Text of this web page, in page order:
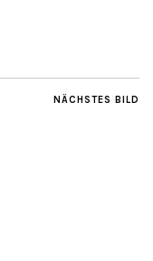
NÄCHSTES BILD